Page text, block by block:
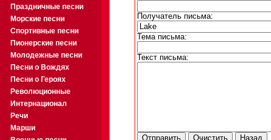
Праздничные песни
Морские песни
Спортивные песни
Пионерские песни
Молодежные песни
Песни о Вождях
Песни о Героях
Революционные
Интернационал
Речи
Марши
Получатель письма:
Тема письма:
Текст письма: